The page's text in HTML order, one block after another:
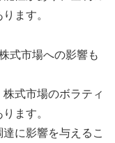
ます。
式市場への影響も
式市場のボラティ
ます。
に影響を与えるこ